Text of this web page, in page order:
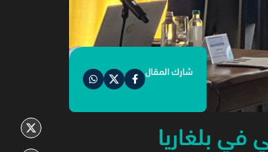
شارك المقال
بلغاريا